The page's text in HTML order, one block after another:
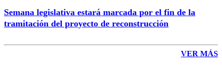
Semana legislativa estará marcada por el fin de la
tramitación del proyecto de reconstrucción
VER MÁS